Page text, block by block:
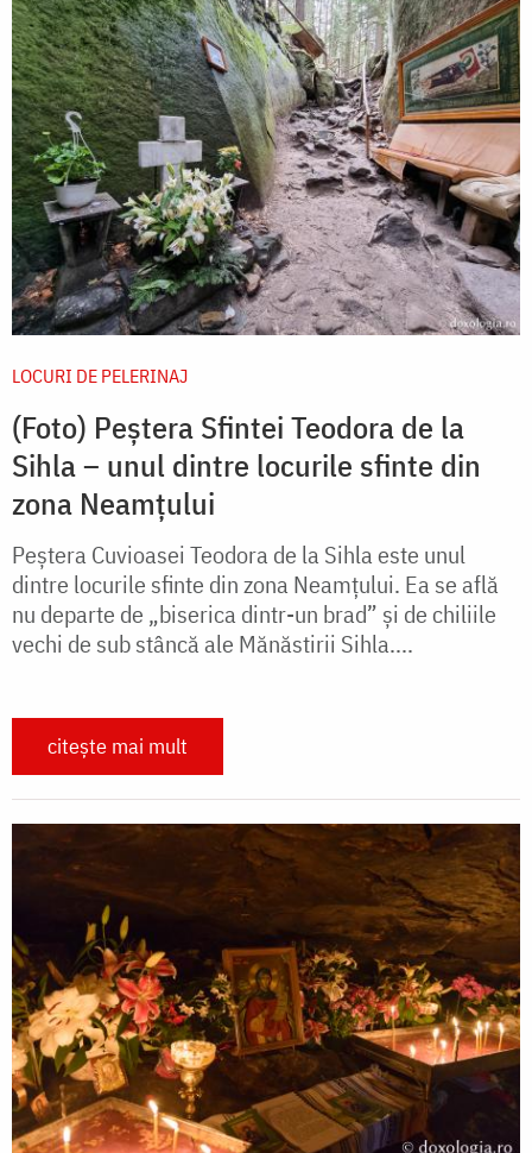
LOCURI DE PELERINAJ
(Foto) Peștera Sfintei Teodora de la
Sihla – unul dintre locurile sfinte din
zona Neamțului
Peștera Cuvioasei Teodora de la Sihla este unul
dintre locurile sfinte din zona Neamțului. Ea se află
nu departe de „biserica dintr-un brad” și de chiliile
vechi de sub stâncă ale Mănăstirii Sihla....
citește mai mult